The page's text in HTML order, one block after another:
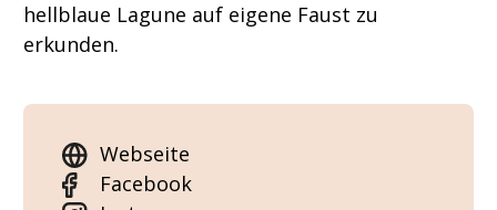
hellblaue Lagune auf eigene Faust zu
erkunden.
Webseite
Facebook